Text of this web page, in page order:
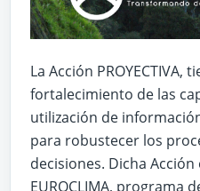
La Acción PROYECTIVA,
fortalecimiento de las
utilización de
para robustecer los
decisiones. Dicha
EUROCLIMA, programa